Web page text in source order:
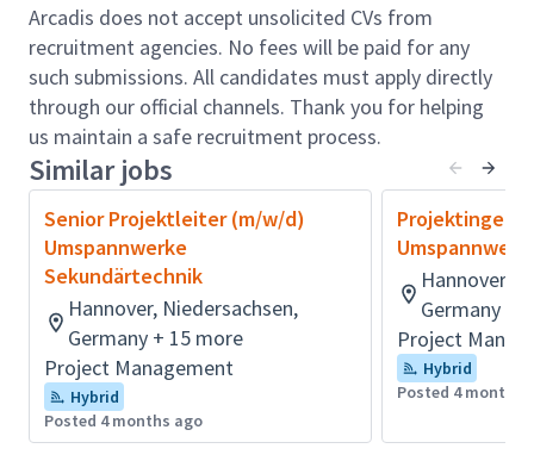
Genehmigungsmanagement
Steuerung interner Schnittstellen, externer
Dienstleister und Nachunternehmer
Qualifikationen & Erfahrung :
Abgeschlossenes Studium im Bereich
Elektrotechnik oder eine vergleichbare
Qualifikation.
Fundierte Berufserfahrung in der Planung von
Projekten im Bereich Umspannwerke oder
Energietechnik.
Sehr gute technologische Kenntnisse im Bereich
der Umspannwerke, sowie einschlägige
technische Regelwerke (z. B. VDE, IG EVU).
Vorhandene gute Kenntnisse in der Software-
Arcadis does not accept unsolicited CVs from
recruitment agencies. No fees will be paid for any
such submissions. All candidates must apply directly
through our official channels. Thank you for helping
us maintain a safe recruitment process.
Similar jobs
Senior Projektleiter (m/w/d)
Umspannwerke
Sekundärtechnik
Hannover, Niedersachsen,
Germany + 15 more
Project Management
Hybrid
Posted 4 months ago
Hannover,
Germany +
Project
Hybrid
Posted 4 months